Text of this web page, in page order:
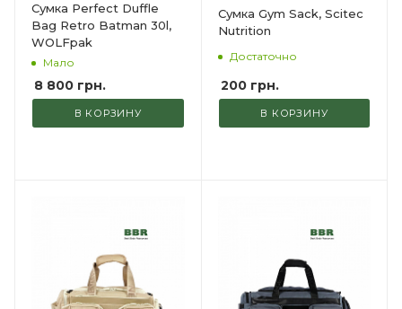
Сумка Perfect Duffle
Bag Retro Batman 30l,
WOLFpak
Мало
8 800 грн.
В КОРЗИНУ
Сумка Gym Sack, Scitec
Nutrition
Достаточно
200грн.
В КОРЗИНУ